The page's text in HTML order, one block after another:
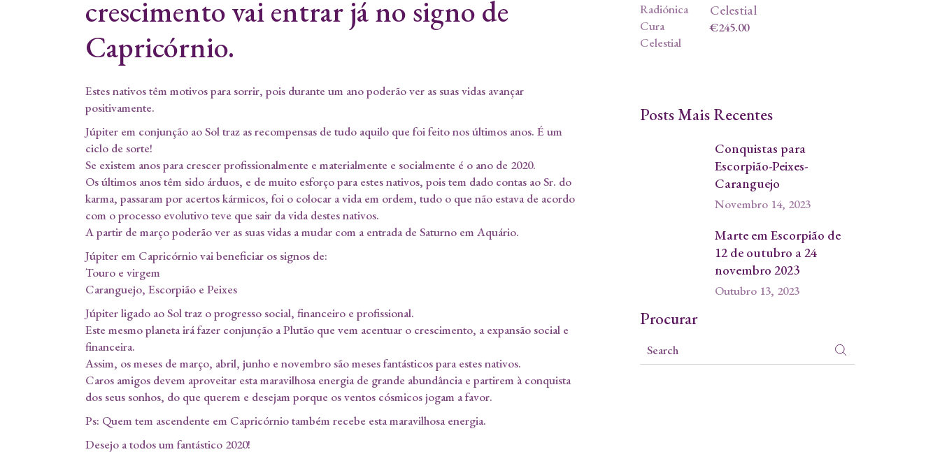
crescimento vai entrar já no signo de
Capricórnio.
Estes nativos têm motivos para sorrir, pois durante um ano poderão ver as suas vidas avançar
positivamente.
Júpiter em conjunção ao Sol traz as recompensas de tudo aquilo que foi feito nos últimos anos. É um
ciclo de sorte!
Se existem anos para crescer profissionalmente e materialmente e socialmente é o ano de 2020.
Os últimos anos têm sido árduos, e de muito esforço para estes nativos, pois tem dado contas ao Sr. do
karma, passaram por acertos kármicos, foi o colocar a vida em ordem, tudo o que não estava de acordo
com o processo evolutivo teve que sair da vida destes nativos.
A partir de março poderão ver as suas vidas a mudar com a entrada de Saturno em Aquário.
Júpiter em Capricórnio vai beneficiar os signos de:
Touro e virgem
Caranguejo, Escorpião e Peixes
Júpiter ligado ao Sol traz o progresso social, financeiro e profissional.
Este mesmo planeta irá fazer conjunção a Plutão que vem acentuar o crescimento, a expansão social e
financeira.
Assim, os meses de março, abril, junho e novembro são meses fantásticos para estes nativos.
Caros amigos devem aproveitar esta maravilhosa energia de grande abundância e partirem à conquista
dos seus sonhos, do que querem e desejam porque os ventos cósmicos jogam a favor.
Ps: Quem tem ascendente em Capricórnio também recebe esta maravilhosa energia.
Desejo a todos um fantástico 2020!
Celestial
€245.00
Posts Mais Recentes
Conquistas para
Escorpião-Peixes-
Caranguejo
Novembro 14, 2023
Marte em Escorpião de
12 de outubro a 24
novembro 2023
Outubro 13, 2023
Procurar